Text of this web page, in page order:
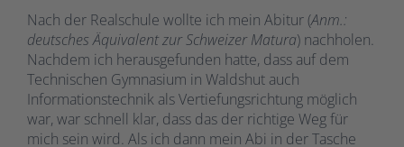
Nach der Realschule wollte ich mein Abitur (Anm.:
deutsches Äquivalent zur Schweizer Matura) nachholen.
Nachdem ich herausgefunden hatte, dass auf dem
Technischen Gymnasium in Waldshut auch
Informationstechnik als Vertiefungsrichtung möglich
war, war schnell klar, dass das der richtige Weg für
mich sein wird. Als ich dann mein Abi in der Tasche